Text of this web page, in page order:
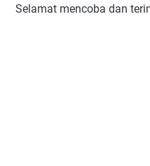
Selamat mencoba dan